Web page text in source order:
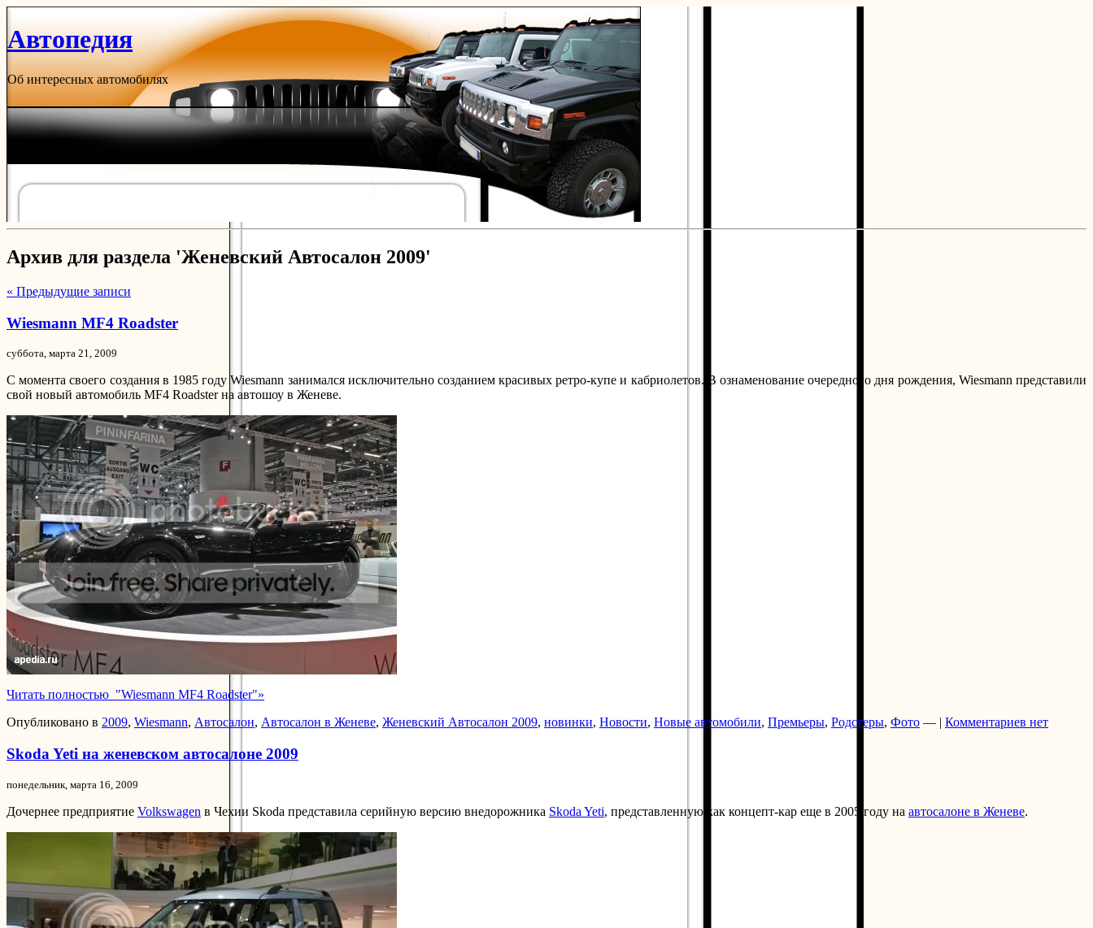
Автопедия
Об интересных автомобилях
Архив для раздела 'Женевский Автосалон 2009'
« Предыдущие записи
Wiesmann MF4 Roadster
суббота, марта 21, 2009
С момента своего создания в 1985 году Wiesmann занимался исключительно созданием красивых ретро-купе и кабриолетов. В ознаменование очередного дня рождения, Wiesmann представили
свой новый автомобиль MF4 Roadster на автошоу в Женеве.
Читать полностью "Wiesmann MF4 Roadster"»
Опубликовано в 2009, Wiesmann, Автосалон, Автосалон в Женеве, Женевский Автосалон 2009, новинки, Новости, Новые автомобили, Премьеры, Родстеры, Фото — | Комментариев нет
Skoda Yeti на женевском автосалоне 2009
понедельник, марта 16, 2009
Дочернее предприятие Volkswagen в Чехии Skoda представила серийную версию внедорожника Skoda Yeti, представленную как концепт-кар еще в 2005 году на автосалоне в Женеве.